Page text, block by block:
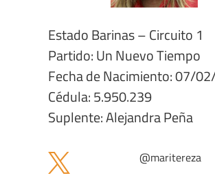
Estado Barinas – Circuito 1
Partido: Un Nuevo Tiempo
Fecha de Nacimiento: 07/
Cédula: 5.950.239
Suplente: Alejandra Peña
 @maritereza